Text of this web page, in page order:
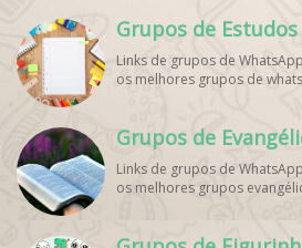
WhatsApp, Grupo de
WhatsApp, Link de Grupos
WhatsApp Dicas de Treino,
Vivo. Grupo WhatsApp
WhatsApp Esporte, Grupo
Palpites Futebol WhatsApp,
Grupos de Estudos
Links de grupos de
os melhores grupos de
Grupos de
Links de grupos de
os melhores grupos